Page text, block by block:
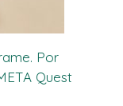
Por
Quest